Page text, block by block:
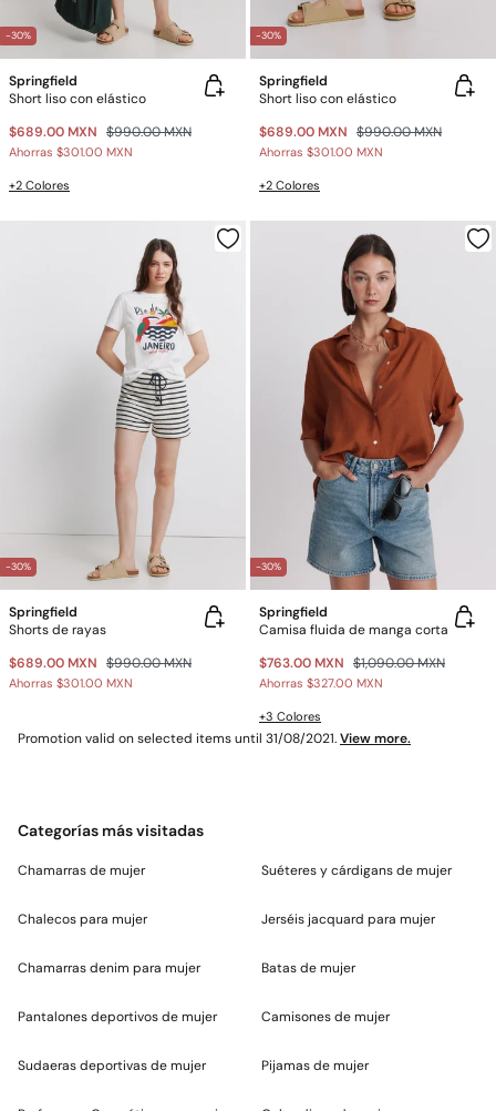
-30%
Springfield
Short liso con elástico
$689.00 MXN $990.00 MXN
Ahorras $301.00 MXN
+2 Colores
-30%
Springfield
Short liso con elástico
$689.00 MXN $990.00 MXN
Ahorras $301.00 MXN
+2 Colores
-30%
Springfield
Shorts de rayas
$689.00 MXN $990.00 MXN
Ahorras $301.00 MXN
-30%
Springfield
Camisa fluida de manga corta
$763.00 MXN $1,090.00 MXN
Ahorras $327.00 MXN
+3 Colores
Promotion valid on selected items until 31/08/2021.View more.
Categorías más visitadas
Chamarras de mujer
Chalecos para mujer
Chamarras denim para mujer
Pantalones deportivos de mujer
Sudaeras deportivas de mujer
Suéteres y cárdigans de mujer
Jerséis jacquard para mujer
Batas de mujer
Camisones de mujer
Pijamas de mujer